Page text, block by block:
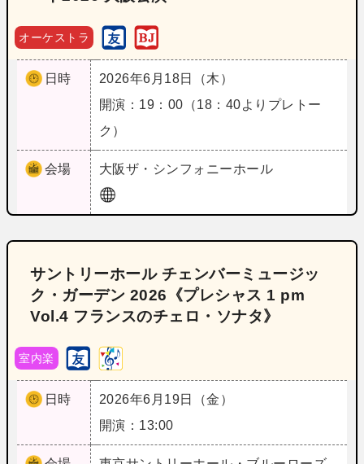
オーケストラ
日時
2026年6月18日（木）
開演：19：00（18：40よりプレトー
ク）
会場 大阪ザ・シンフォニーホール
サントリーホール チェンバーミュージッ
ク・ガーデン 2026《プレシャス 1 pm
Vol.4 フランスのチェロ・ソナタ》
室内楽
日時
2026年6月19日（金）
開演：13:00